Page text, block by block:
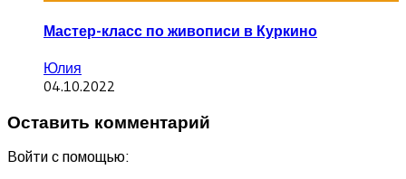
Мастер-класс по живописи в Куркино
Юлия
04.10.2022
Оставить комментарий
Войти с помощью: